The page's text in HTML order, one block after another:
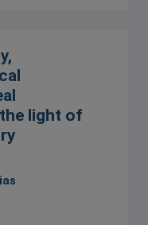
light of